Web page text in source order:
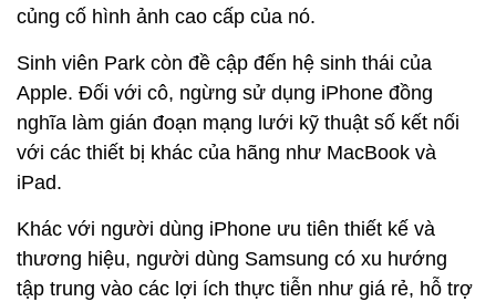
củng cố hình ảnh cao cấp của nó.
Sinh viên Park còn đề cập đến hệ sinh thái của
Apple. Đối với cô, ngừng sử dụng iPhone đồng
nghĩa làm gián đoạn mạng lưới kỹ thuật số kết nối
với các thiết bị khác của hãng như MacBook và
iPad.
Khác với người dùng iPhone ưu tiên thiết kế và
thương hiệu, người dùng Samsung có xu hướng
tập trung vào các lợi ích thực tiễn như giá rẻ, hỗ trợ